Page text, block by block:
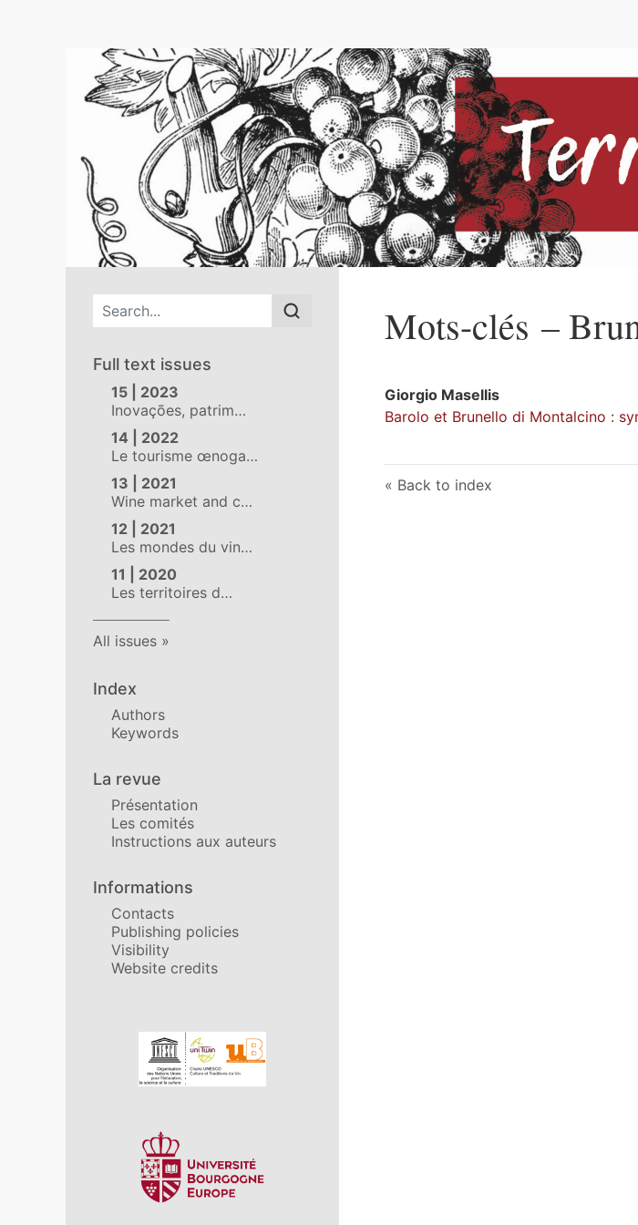
Main menu
Full text issues
15 | 2023
Inovações, patrim…
14 | 2022
Le tourisme œnoga…
13 | 2021
Wine market and c…
12 | 2021
Les mondes du vin…
11 | 2020
Les territoires d…
All issues
Index
Authors
Keywords
La revue
Présentation
Les comités
Instructions aux auteurs
Informations
Contacts
Publishing policies
Visibility
Website credits
In collaboration with
Mots-clés –
Giorgio Masellis
Barolo et Brunello di Montalcino :
Back to index